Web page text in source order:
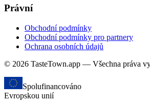
Právní
Obchodní podmínky
Obchodní podmínky pro partnery
Ochrana osobních údajů
© 2026 TasteTown.app — Všechna práva
Spolufinancováno
Evropskou unií